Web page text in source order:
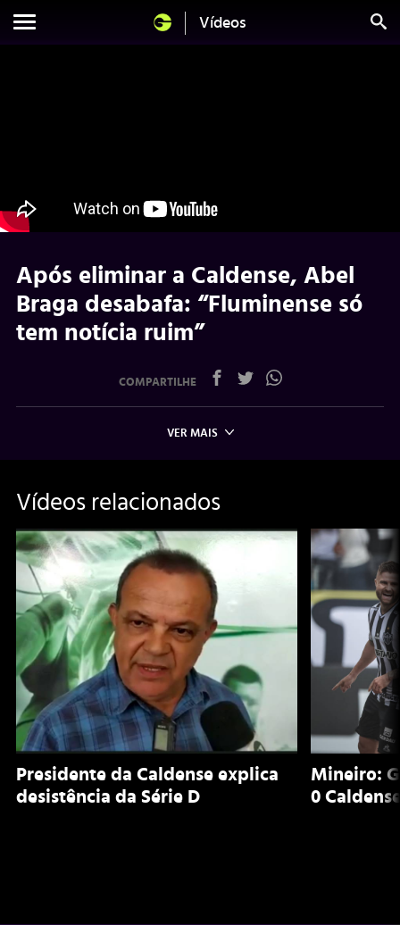
Vídeos
Após eliminar a Caldense, Abel
Braga desabafa: “Fluminense só
tem notícia ruim”
COMPARTILHE
VER MAIS
Vídeos relacionados
Presidente da Caldense explica
desistência da Série D
Mineiro:
0